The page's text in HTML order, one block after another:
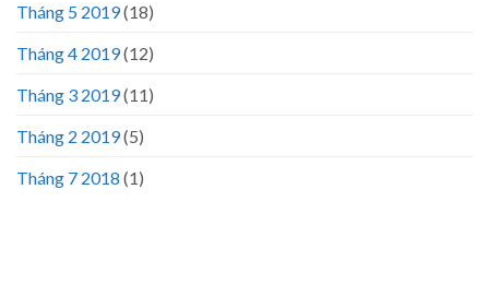
Tháng 5 2019(18)
Tháng 4 2019(12)
Tháng 3 2019(11)
Tháng 2 2019(5)
Tháng 7 2018 (1)